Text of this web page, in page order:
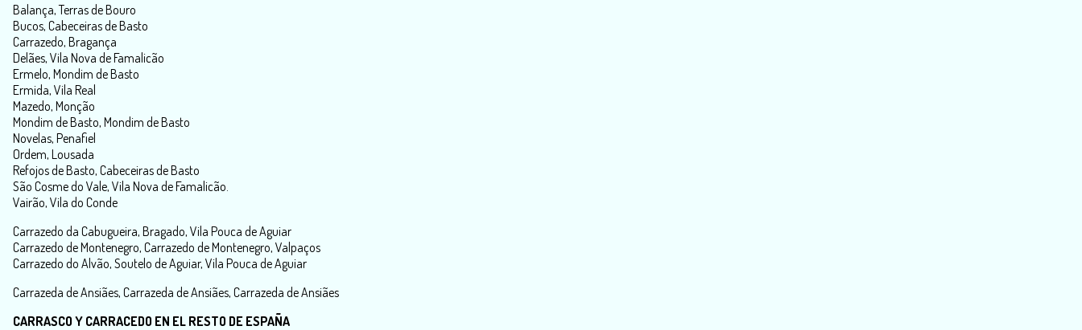
Balança, Terras de Bouro
Bucos, Cabeceiras de Basto
Carrazedo, Bragança
Delães, Vila Nova de Famalicão
Ermelo, Mondim de Basto
Ermida, Vila Real
Mazedo, Monção
Mondim de Basto, Mondim de Basto
Novelas, Penafiel
Ordem, Lousada
Refojos de Basto, Cabeceiras de Basto
São Cosme do Vale, Vila Nova de Famalicão.
Vairão, Vila do Conde
Carrazedo da Cabugueira, Bragado, Vila Pouca de Aguiar
Carrazedo de Montenegro, Carrazedo de Montenegro, Valpaços
Carrazedo do Alvão, Soutelo de Aguiar, Vila Pouca de Aguiar
Carrazeda de Ansiães, Carrazeda de Ansiães, Carrazeda de Ansiães
CARRASCO Y CARRACEDO EN EL RESTO DE ESPAÑA